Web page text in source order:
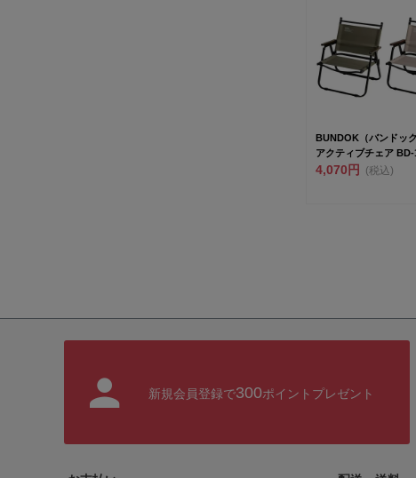
BUNDOK（バンドッ
アクティブチェア BD-
4,070円 (税込)
新規会員登録で300ポイントプレゼント